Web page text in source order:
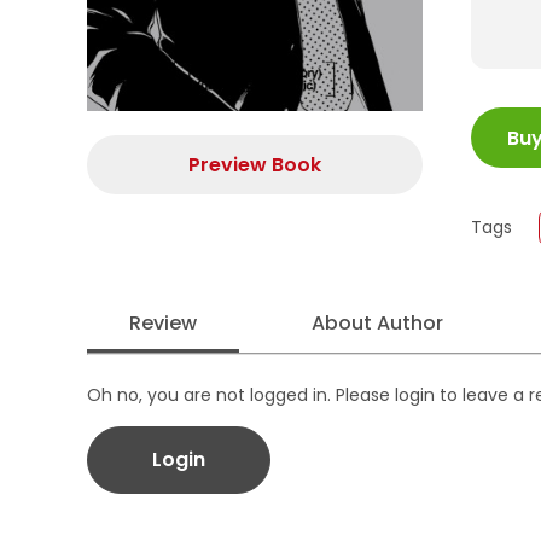
Preview Book
ISBN
Size
Tags
Review About Author
Oh no, you are not logged in. Please login to leave a
Login